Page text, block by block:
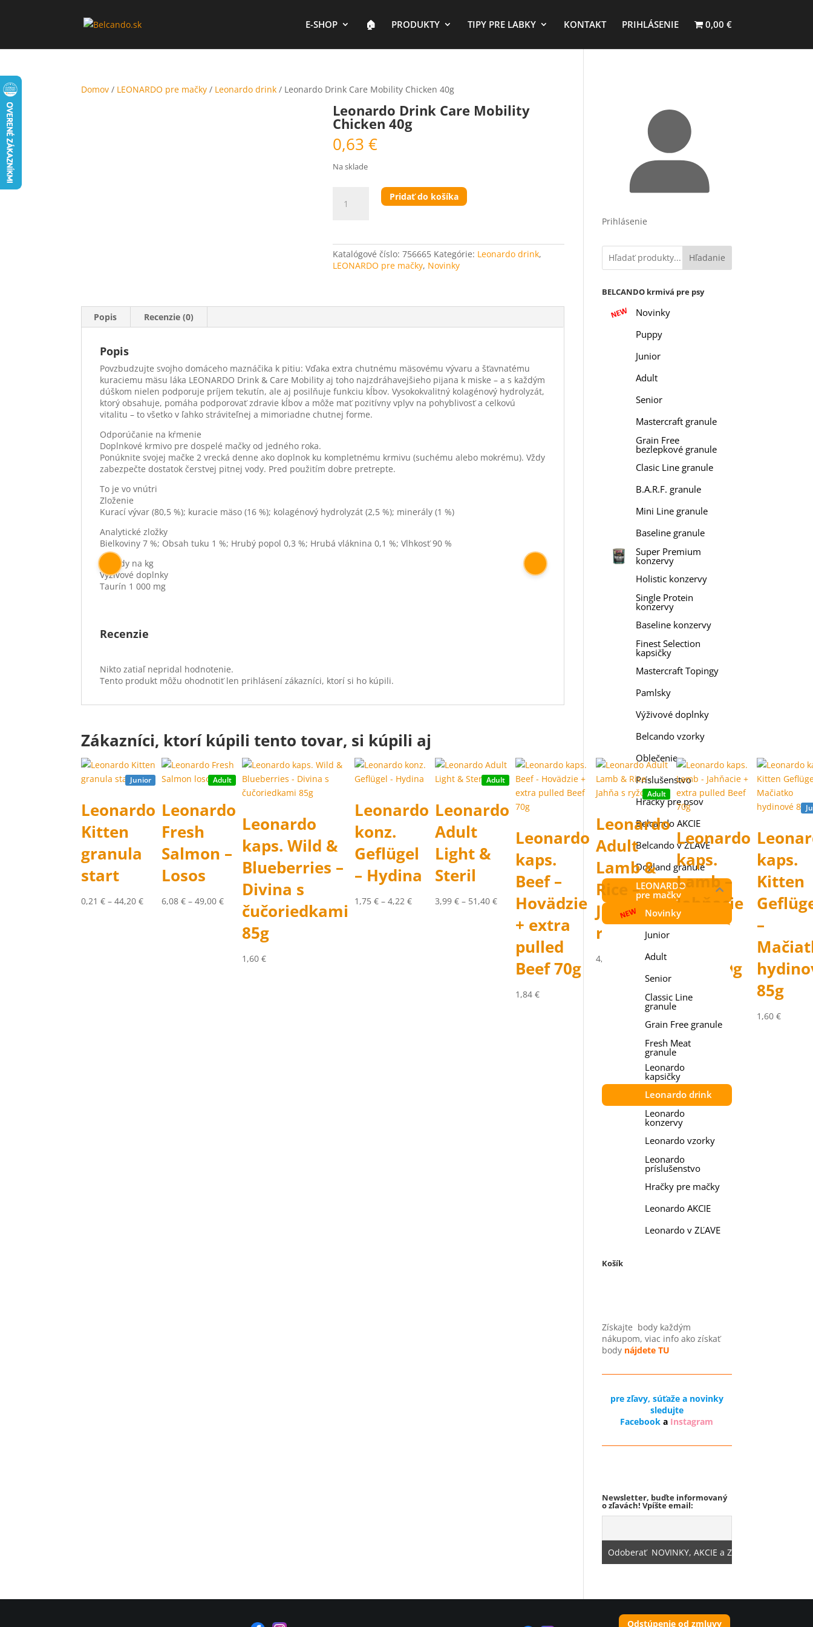
E-SHOP 🏠︎ PRODUKTY TIPY PRE LABKY KONTAKT PRIHLÁSENIE 0,00 €
Domov / LEONARDO pre mačky / Leonardo drink / Leonardo Drink Care Mobility Chicken 40g
Leonardo Drink Care Mobility
Chicken 40g
0,63 €
Na sklade
Leonardo
Chicken
40g
Pridať do košíka
Katalógové číslo: 756665 Kategórie: Leonardo drink,
LEONARDO pre mačky, Novinky
Popis Recenzie (0)
Popis
Povzbudzujte svojho domáceho maznáčika k pitiu: Vďaka extra chutnému mäsovému vývaru a šťavnatému
kuraciemu mäsu láka LEONARDO Drink & Care Mobility aj toho najzdráhavejšieho pijana k miske – a s každým
dúškom nielen podporuje príjem tekutín, ale aj posilňuje funkciu kĺbov. Vysokokvalitný kolagénový hydrolyzát,
ktorý obsahuje, pomáha podporovať zdravie kĺbov a môže mať pozitívny vplyv na pohyblivosť a celkovú
vitalitu – to všetko v ľahko stráviteľnej a mimoriadne chutnej forme.
Odporúčanie na kŕmenie
Doplnkové krmivo pre dospelé mačky od jedného roka.
Ponúknite svojej mačke 2 vrecká denne ako doplnok ku kompletnému krmivu (suchému alebo mokrému). Vždy
zabezpečte dostatok čerstvej pitnej vody. Pred použitím dobre pretrepte.
To je vo vnútri
Zloženie
Kurací vývar (80,5 %); kuracie mäso (16 %); kolagénový hydrolyzát (2,5 %); minerály (1 %)
Analytické zložky
Bielkoviny 7 %; Obsah tuku 1 %; Hrubý popol 0,3 %; Hrubá vláknina 0,1 %; Vlhkosť 90 %
Prísady na kg
Výživové doplnky
Taurín 1 000 mg
Recenzie
Nikto zatiaľ nepridal hodnotenie.
Tento produkt môžu ohodnotiť len prihlásení zákazníci, ktorí si ho kúpili.
Zákazníci, ktorí kúpili tento tovar, si kúpili aj
Junior
Leonardo
Kitten
granula
start
0,21€ – 44,20€Price
Adult
Leonardo
Fresh
Salmon –
Losos
6,08€ – 49,00€Price
range:
6,08 €
through
49,00 €
Leonardo
kaps. Wild &
Blueberries –
Divina s
čučoriedkami
85g
1,60€
Leonardo
konz.
Geflügel
– Hydina
1,75€ – 4,22€Price
Adult
Leonardo
Adult
Light &
Steril
3,99€ – 51,40€Price
3,99 €
through
51,40 €
Leonardo
kaps.
Beef –
Hovädzie
+ extra
pulled
Beef 70g
1,84€
Adult
Leonardo
Adult
Lamb &
Rice –
Jahňa s
ryžou
4,09 91,40€Price
4,09 €
through
91,40 €
Leonardo
kaps.
Lamb –
Jahňacie
+ extra
Beef 70g
1,84
kaps.
Kitten
–
85g
1,60€
Prihlásenie
Hľadanie
BELCANDO krmivá pre psy
Novinky
Puppy
Junior
Adult
Senior
Mastercraft granule
Grain Free
bezlepkové granule
Clasic Line granule
B.A.R.F. granule
Mini Line granule
Baseline granule
Super Premium
konzervy
Holistic konzervy
Single Protein
konzervy
Baseline konzervy
Finest Selection
kapsičky
Mastercraft Topingy
Pamlsky
Výživové doplnky
Belcando vzorky
Oblečenie
Príslušenstvo
Hračky pre psov
Belcando AKCIE
Belcando v ZĽAVE
Dogland granule
LEONARDO
pre mačky
Novinky
Junior
Adult
Senior
Classic Line
granule
Grain Free granule
Fresh Meat
granule
Leonardo
kapsičky
Leonardo drink
Leonardo
konzervy
Leonardo vzorky
Leonardo
príslušenstvo
Hračky pre mačky
Leonardo AKCIE
Leonardo v ZĽAVE
Košík
Získajte body každým
nákupom, viac info ako získať
body nájdete TU
pre zľavy, súťaže a novinky
sledujte
Facebook a Instagram
Newsletter, buďte informovaný
o zľavách! Vpíšte email:
Odstúpenie od zmluvy